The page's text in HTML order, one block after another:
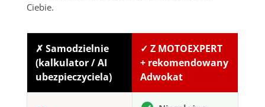
Ciebie.
✗ Samodzielnie
(kalkulator / AI
ubezpieczyciela)
✓ Z MOTOEXPERT
+ rekomendowany
Adwokat